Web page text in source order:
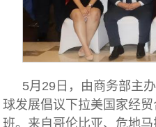
5月29日，由商务部主
球发展倡议下拉美国家经
班。来自哥伦比亚、危地